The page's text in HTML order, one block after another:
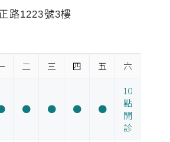
路1223號3樓
二 三 四 五 六
● ● ● ●
10
點
開
診